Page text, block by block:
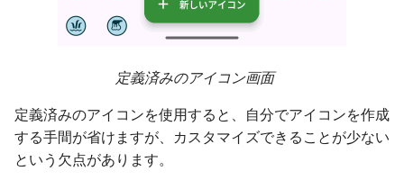
定義済みのアイコン画面
定義済みのアイコンを使用すると、自分でアイコンを作成
する手間が省けますが、カスタマイズできることが少ない
という欠点があります。